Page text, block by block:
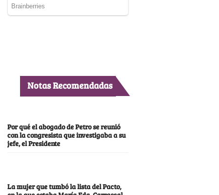
Notas Recomendadas
Por qué el abogado de Petro se reunió
con la congresista que investigaba a su
jefe, el Presidente
La mujer que tumbó la lista del Pacto,